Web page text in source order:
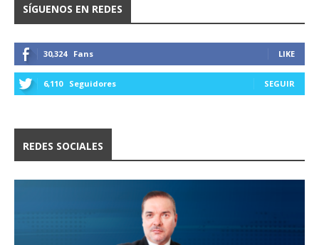
SÍGUENOS EN REDES
30,324 Fans LIKE
6,110 Seguidores SEGUIR
REDES SOCIALES